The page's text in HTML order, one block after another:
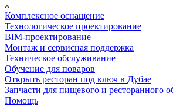
Комплексное оснащение
Технологическое проектирование
BIM-проектирование
Монтаж и сервисная поддержка
Техническое обслуживание
Обучение для поваров
Открыть ресторан под ключ в Дубае
Запчасти для пищевого и ресторанного
Помощь